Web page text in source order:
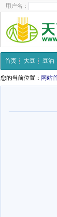
用户名：
首页 大豆 豆油
您的当前位置： 网站